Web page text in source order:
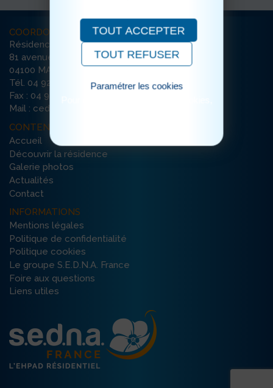
COORDONNÉES
Résidence Les Cèdres
81 avenue Charles de Gaulle
04100 MANOSQUE
Tél. 04 92 71 72 50
Fax : 04 92 72 24 08
Mail : cedres-manosque@ehpad-sedna.fr
CONTENU DU SITE
Accueil
Découvrir la résidence
Galerie photos
Actualités
Contact
INFORMATIONS
Mentions légales
Politique de confidentialité
Politique cookies
Le groupe S.E.D.N.A. France
Foire aux questions
Liens utiles
TOUT ACCEPTER
TOUT REFUSER
Paramétrer les cookies